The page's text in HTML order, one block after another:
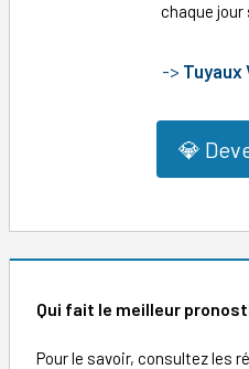
chaque jour
-> Tuyaux
💎
Qui fait le meilleur
Pour le savoir, consultez les